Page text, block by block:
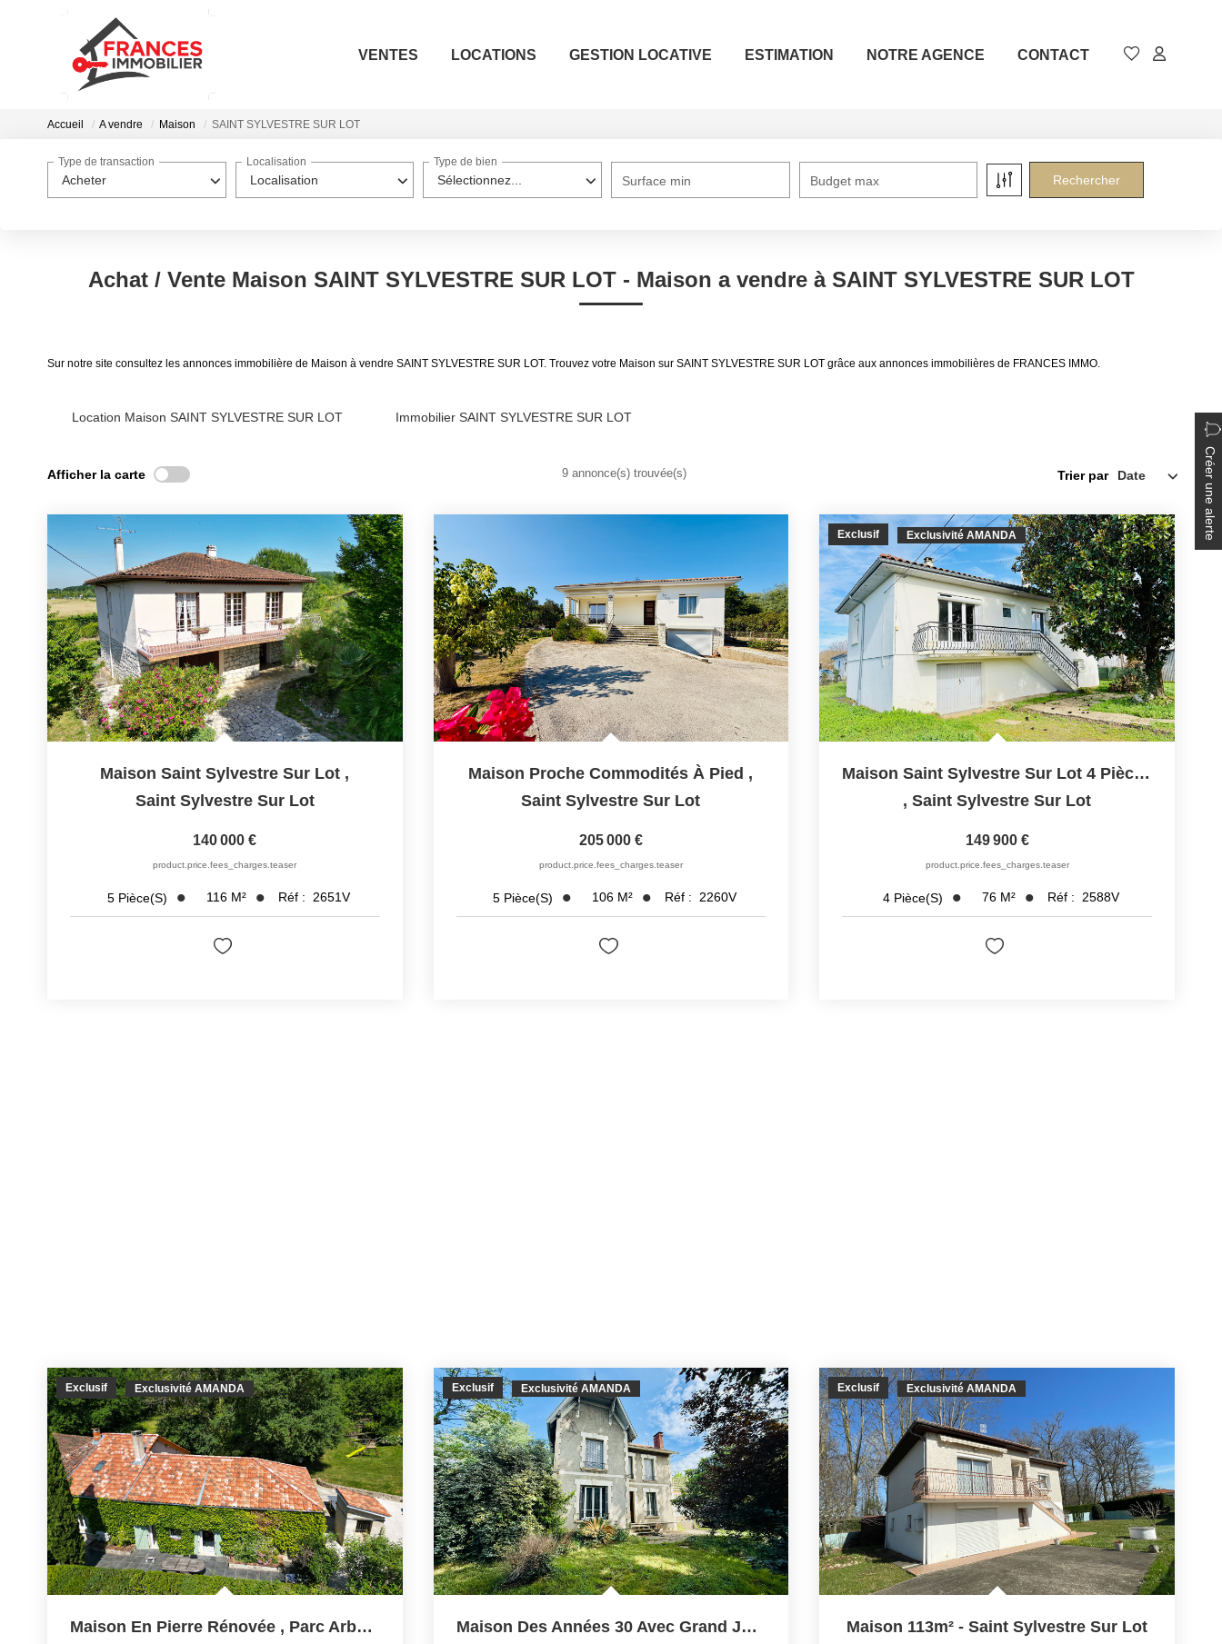
VENTES LOCATIONS GESTION LOCATIVE ESTIMATION NOTRE AGENCE CONTACT
Accueil A vendre Maison SAINT SYLVESTRE SUR LOT
Acheter
Type de transaction
Localisation
Localisation
Sélectionnez...
Type de bien
Surface min Budget max
Achat / Vente Maison SAINT SYLVESTRE SUR LOT - Maison a vendre à SAINT SYLVESTRE SUR LOT
Sur notre site consultez les annonces immobilière de Maison à vendre SAINT SYLVESTRE SUR LOT. Trouvez votre Maison sur SAINT SYLVESTRE SUR LOT grâce aux annonces immobilières de FRANCES IMMO.
Location Maison SAINT SYLVESTRE SUR LOT Immobilier SAINT SYLVESTRE SUR LOT
Créer une alerte
Afficher la carte 9 annonce(s) trouvée(s) Trier par
Maison Saint Sylvestre Sur Lot ,
Saint Sylvestre Sur Lot
140 000 €
product.price.fees_charges.teaser
5 Pièce(s) 116 M² Réf : 2651V
Maison Proche Commodités À Pied ,
Saint Sylvestre Sur Lot
205 000 €
product.price.fees_charges.teaser
5 Pièce(s) 106 M² Réf : 2260V
Exclusif Exclusivité AMANDA
Maison Saint Sylvestre Sur Lot 4 Pièce(s) 76 M2
,Saint Sylvestre Sur Lot
149 900 €
product.price.fees_charges.teaser
4 Pièce(s) 76 M² Réf : 2588V
Exclusif Exclusivité AMANDA
Maison En Pierre Rénovée , Parc Arboré De 7179 M²
Exclusif Exclusivité AMANDA
Maison Des Années 30 Avec Grand Jardin Et Fort Potentiel,...
Exclusif Exclusivité AMANDA
Maison 113m² - Saint Sylvestre Sur Lot